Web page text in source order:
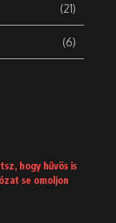
(21)
(6)
hogy hűvös is
se omoljon